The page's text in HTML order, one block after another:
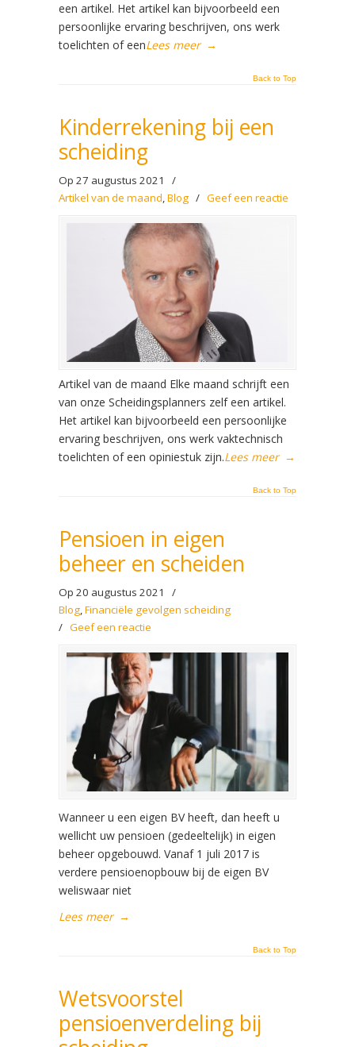
een artikel. Het artikel kan bijvoorbeeld een
persoonlijke ervaring beschrijven, ons werk
toelichten of eenLees meer →
Back to Top
Kinderrekening bij een
scheiding
Op 27 augustus 2021
/
Artikel van de maand,Blog / Geef een reactie
Artikel van de maand Elke maand schrijft een
van onze Scheidingsplanners zelf een artikel.
Het artikel kan bijvoorbeeld een persoonlijke
ervaring beschrijven, ons werk vaktechnisch
toelichten of een opiniestuk zijn.Lees meer →
Back to Top
Pensioen in eigen
beheer en scheiden
Op 20 augustus 2021
/
Blog,Financiële gevolgen scheiding
/ Geef een reactie
Wanneer u een eigen BV heeft, dan heeft u
wellicht uw pensioen (gedeeltelijk) in eigen
beheer opgebouwd. Vanaf 1 juli 2017 is
verdere pensioenopbouw bij de eigen BV
weliswaar niet
Lees meer →
Back to Top
Wetsvoorstel
pensioenverdeling bij